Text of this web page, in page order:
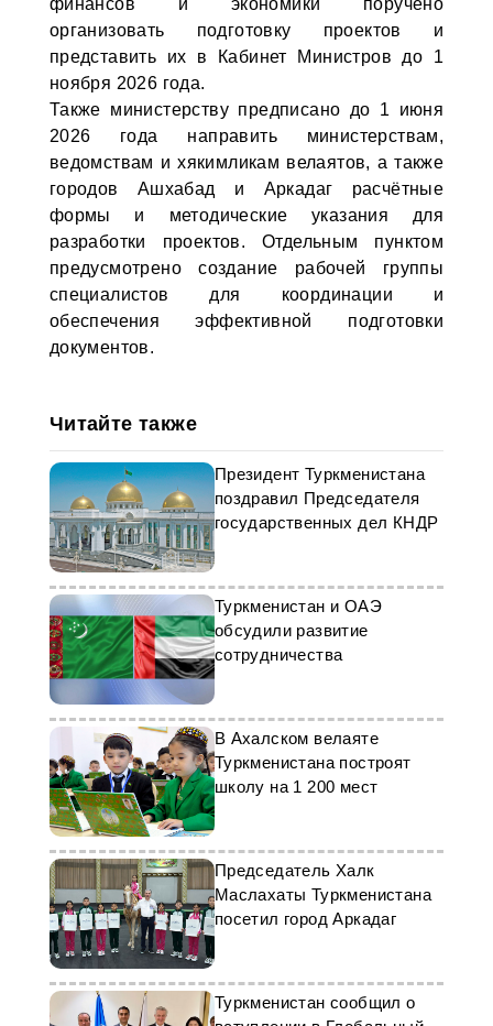
финансов и экономики поручено
организовать подготовку проектов и
представить их в Кабинет Министров до 1
ноября 2026 года.
Также министерству предписано до 1 июня
2026 года направить министерствам,
ведомствам и хякимликам велаятов, а также
городов Ашхабад и Аркадаг расчётные
формы и методические указания для
разработки проектов. Отдельным пунктом
предусмотрено создание рабочей группы
специалистов для координации и
обеспечения эффективной подготовки
документов.
Читайте также
Президент Туркменистана
поздравил Председателя
государственных дел КНДР
Туркменистан и ОАЭ
обсудили развитие
сотрудничества
В Ахалском велаяте
Туркменистана построят
школу на 1 200 мест
Председатель Халк
Маслахаты Туркменистана
посетил город Аркадаг
Туркменистан сообщил о